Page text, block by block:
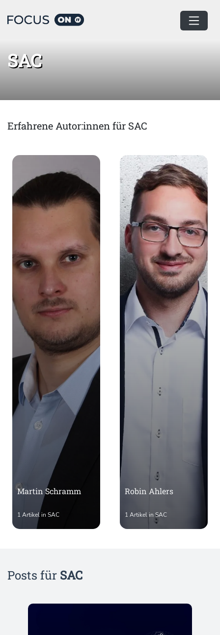
Home SAC
SAC
Erfahrene Autor:innen für SAC
Martin Schramm
1 Artikel in SAC
Robin Ahlers
1 Artikel in SAC
Posts für SAC